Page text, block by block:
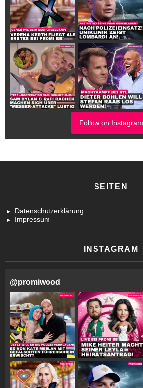
Follow on Instagram
SEITEN
Datenschutzerklärung
Impressum
INSTAGRAM
@promiwood